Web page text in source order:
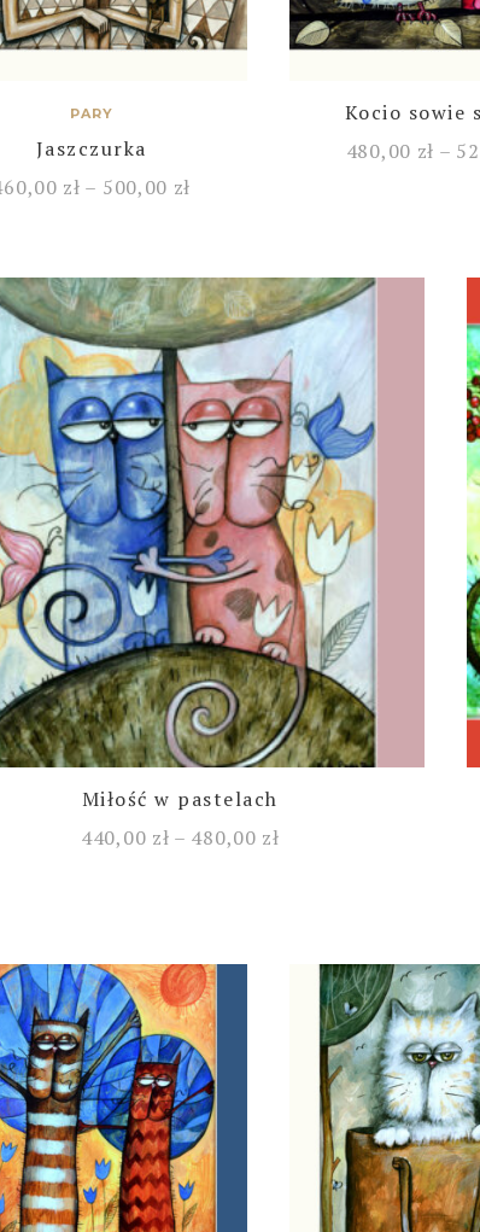
PARY
Jaszczurka
zł – 500,00 zł
Kocio sowie
480,00 zł –
Miłość w pastelach
440,00 zł – 480,00 zł